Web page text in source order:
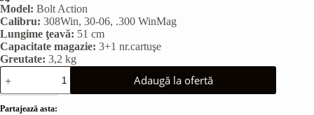
Model: Bolt Action
Calibru: 308Win, 30-06, .300 WinMag
Lungime ţeavă: 51 cm
Capacitate magazie: 3+1 nr.cartuşe
Greutate: 3,2 kg
Cantitate
MAUSER
M25
EXTREME
Adaugă la ofertă
Partajează asta: